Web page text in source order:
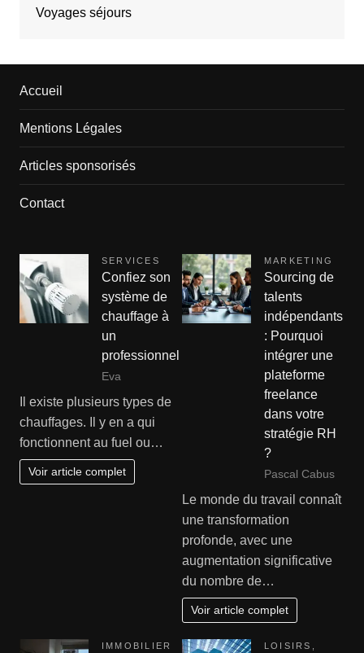
Voyages séjours
Accueil
Mentions Légales
Articles sponsorisés
Contact
SERVICES
Confiez son
système de
chauffage à
un
professionnel
Eva
Il existe plusieurs types de
chauffages. Il y en a qui
fonctionnent au fuel ou…
Voir article complet
MARKETING
Sourcing de
talents
indépendants
: Pourquoi
intégrer une
plateforme
freelance
dans votre
stratégie RH
?
Pascal Cabus
Le monde du travail connaît
une transformation
profonde, avec une
augmentation significative
du nombre de…
Voir article complet
IMMOBILIER LOISIRS